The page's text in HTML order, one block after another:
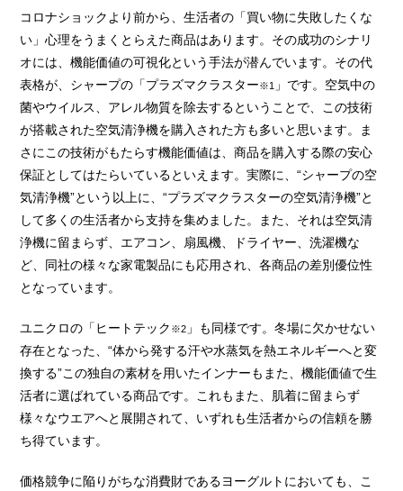
コロナショックより前から、生活者の「買い物に失敗したくな
い」心理をうまくとらえた商品はあります。その成功のシナリ
オには、機能価値の可視化という手法が潜んでいます。その代
表格が、シャープの「プラズマクラスター※1
」です。空気中の
菌やウイルス、アレル物質を除去するということで、この技術
が搭載された空気清浄機を購入された方も多いと思います。ま
さにこの技術がもたらす機能価値は、商品を購入する際の安心
保証としてはたらいているといえます。実際に、“シャープの空
気清浄機”という以上に、“プラズマクラスターの空気清浄機”と
して多くの生活者から支持を集めました。また、それは空気清
浄機に留まらず、エアコン、扇風機、ドライヤー、洗濯機な
ど、同社の様々な家電製品にも応用され、各商品の差別優位性
となっています。
ユニクロの「ヒートテック ※2 」も同様です。冬場に欠かせない
存在となった、“体から発する汗や水蒸気を熱エネルギーへと変
換する”この独自の素材を用いたインナーもまた、機能価値で生
活者に選ばれている商品です。これもまた、肌着に留まらず
様々なウエアへと展開されて、いずれも生活者からの信頼を勝
ち得ています。
価格競争に陥りがちな消費財であるヨーグルトにおいても、こ